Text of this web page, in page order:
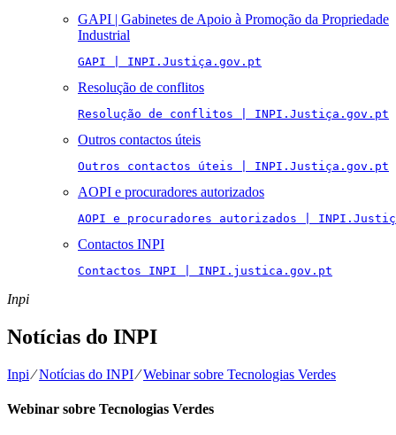
GAPI | Gabinetes de Apoio à Promoção da Propriedade
Industrial
GAPI | INPI.Justiça.gov.pt
Resolução de conflitos
Resolução de conflitos | INPI.Justiça.gov.pt
Outros contactos úteis
Outros contactos úteis | INPI.Justiça.gov.pt
AOPI e procuradores autorizados
AOPI e procuradores autorizados |
Contactos INPI
Contactos INPI | INPI.justica.gov.pt
Inpi
Notícias do INPI
Inpi⁄Notícias do INPI⁄Webinar sobre Tecnologias Verdes
Webinar sobre Tecnologias Verdes